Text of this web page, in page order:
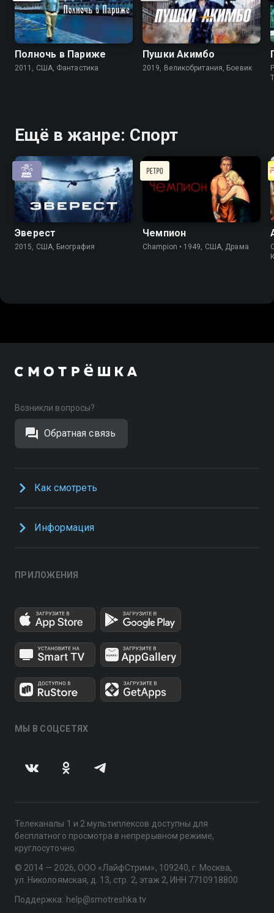
Полночь в Париже
2011, США, Фантастика
Пушки Акимбо
2019, Великобритания, Боевик
Ещё в жанре: Спорт
Эверест
2015, США, Биография
Чемпион
Champion • 1949, США, Драма
Возникли вопросы?
Обратная связь
Как смотреть
Информация
ПРИЛОЖЕНИЯ
МЫ В СОЦСЕТЯХ
Телеканалы 1 и 2 мультиплексов доступны для
бесплатного просмотра в непрерывном режиме,
круглосуточно.
© 2014 — 2026, ООО «ЛайфСтрим», 109240, г. Москва,
ул. Николоямская, д. 13, стр. 2, этаж 2, ИНН 7710918800
Поддержка: help@smotreshka.tv